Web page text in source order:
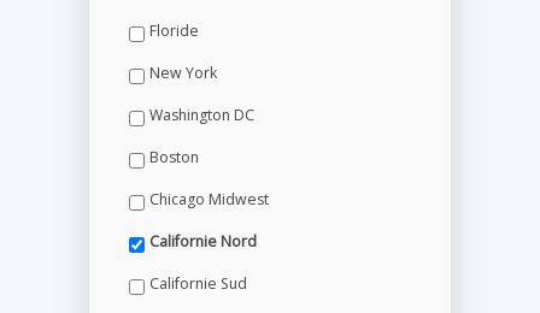
Floride
New York
Washington DC
Boston
Chicago Midwest
Californie Nord
Californie Sud